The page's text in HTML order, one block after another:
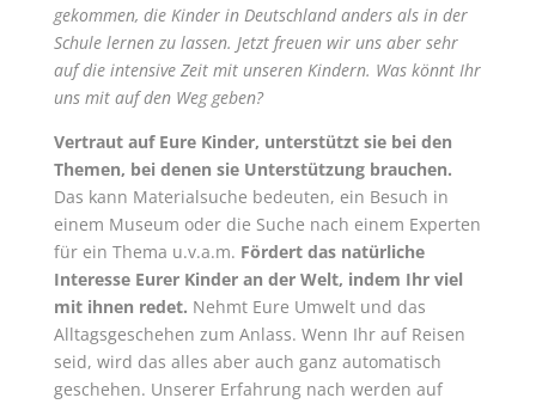
gekommen, die Kinder in Deutschland anders als in der
Schule lernen zu lassen. Jetzt freuen wir uns aber sehr
auf die intensive Zeit mit unseren Kindern. Was könnt Ihr
uns mit auf den Weg geben?
Vertraut auf Eure Kinder, unterstützt sie bei den
Themen, bei denen sie Unterstützung brauchen.
Das kann Materialsuche bedeuten, ein Besuch in
einem Museum oder die Suche nach einem Experten
für ein Thema u.v.a.m. Fördert das natürliche
Interesse Eurer Kinder an der Welt, indem Ihr viel
mit ihnen redet. Nehmt Eure Umwelt und das
Alltagsgeschehen zum Anlass. Wenn Ihr auf Reisen
seid, wird das alles aber auch ganz automatisch
geschehen. Unserer Erfahrung nach werden auf